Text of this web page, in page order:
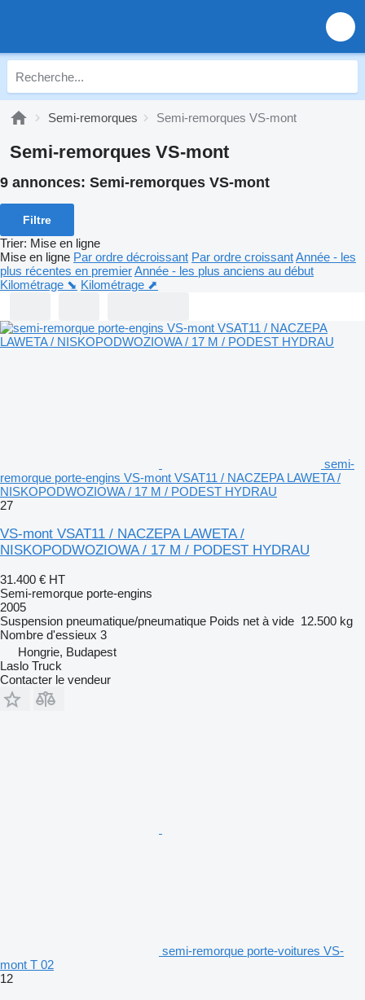
Semi-remorques Semi-remorques VS-mont
Semi-remorques VS-mont
9 annonces: Semi-remorques VS-mont
Filtre
Trier: Mise en ligne
Mise en ligne Par ordre décroissant Par ordre croissantAnnée - les
plus récentes en premierAnnée - les plus anciens au début
Kilométrage ⬊ Kilométrage ⬈
semi-
remorque porte-engins VS-mont VSAT11 / NACZEPA LAWETA /
NISKOPODWOZIOWA / 17 M / PODEST HYDRAU
27
VS-mont VSAT11 / NACZEPA LAWETA /
NISKOPODWOZIOWA / 17 M / PODEST HYDRAU
31.400 € HT
Semi-remorque porte-engins
2005
Suspension pneumatique/pneumatique Poids net à vide 12.500 kg
Nombre d'essieux 3
Hongrie, Budapest
Laslo Truck
Contacter le vendeur
semi-remorque porte-voitures VS-
mont T 02
12